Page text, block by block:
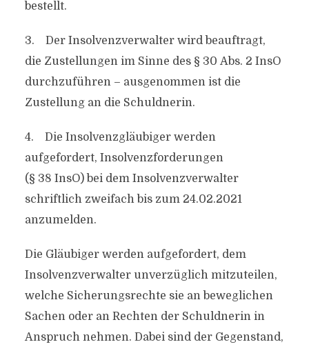
bestellt.
3. Der Insolvenzverwalter wird beauftragt,
die Zustellungen im Sinne des § 30 Abs. 2 InsO
durchzuführen – ausgenommen ist die
Zustellung an die Schuldnerin.
4. Die Insolvenzgläubiger werden
aufgefordert, Insolvenzforderungen
(§ 38 InsO) bei dem Insolvenzverwalter
schriftlich zweifach bis zum 24.02.2021
anzumelden.
Die Gläubiger werden aufgefordert, dem
Insolvenzverwalter unverzüglich mitzuteilen,
welche Sicherungsrechte sie an beweglichen
Sachen oder an Rechten der Schuldnerin in
Anspruch nehmen. Dabei sind der Gegenstand,